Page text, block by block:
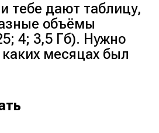
тебе дают таблицу,
объёмы
4; 3,5 Гб). Нужно
месяцах был